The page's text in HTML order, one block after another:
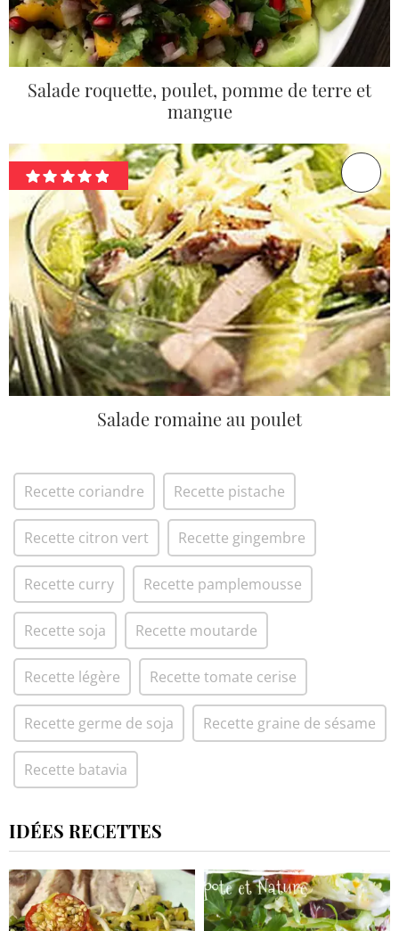
Salade roquette, poulet, pomme de terre et
mangue
Salade romaine au poulet
Recette coriandre Recette pistache
Recette citron vert Recette gingembre
Recette curry Recette pamplemousse
Recette soja Recette moutarde
Recette légère Recette tomate cerise
Recette germe de soja Recette graine de sésame
Recette batavia
IDÉES RECETTES